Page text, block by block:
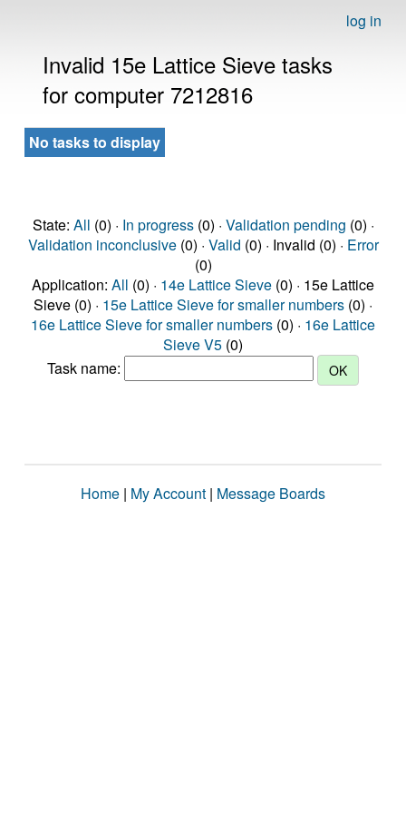
log in
Invalid 15e Lattice Sieve tasks
for computer 7212816
No tasks to display
State: All (0) · In progress(0) · Validation pending (0) ·
Validation inconclusive(0) · Valid (0) · Invalid (0) · Error
(0)
Application: All (0) · 14e Lattice Sieve (0) · 15e Lattice
Sieve (0) · 15e Lattice Sieve for smaller numbers (0) ·
16e Lattice Sieve for smaller numbers (0) · 16e Lattice
Sieve V5 (0)
Task name:
Home | My Account | Message Boards